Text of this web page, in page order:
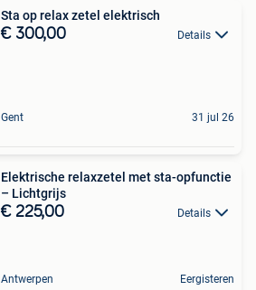
Sta op relax zetel elektrisch
€ 300,00 Details
Gent 31 jul 26
Elektrische relaxzetel met sta-opfunctie
– Lichtgrijs
€ 225,00 Details
Antwerpen Eergisteren